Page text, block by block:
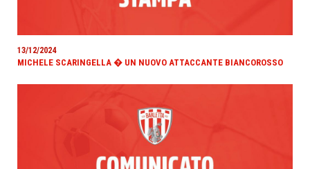
13/12/2024
MICHELE SCARINGELLA � UN NUOVO ATTACCANTE BIANCOROSSO